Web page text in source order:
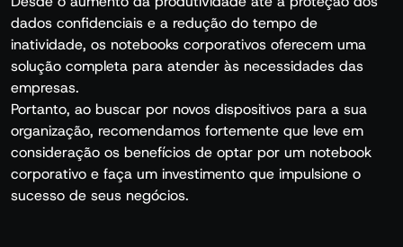
dados confidenciais e a redução do tempo de
inatividade, os notebooks corporativos oferecem uma
solução completa para atender às necessidades das
empresas.
Portanto, ao buscar por novos dispositivos para a sua
organização, recomendamos fortemente que leve em
consideração os benefícios de optar por um notebook
corporativo e faça um investimento que impulsione o
sucesso de seus negócios.